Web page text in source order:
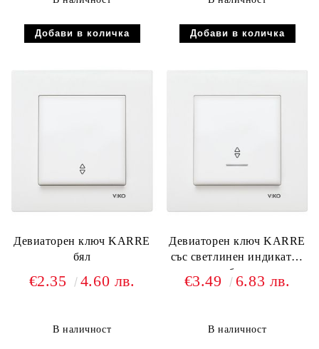
Девиаторен ключ KARRE
бял
€2.35 4.60 лв.
В наличност
Девиаторен ключ KARRE
със светлинен индикатор
бял
€3.49 6.83 лв.
В наличност